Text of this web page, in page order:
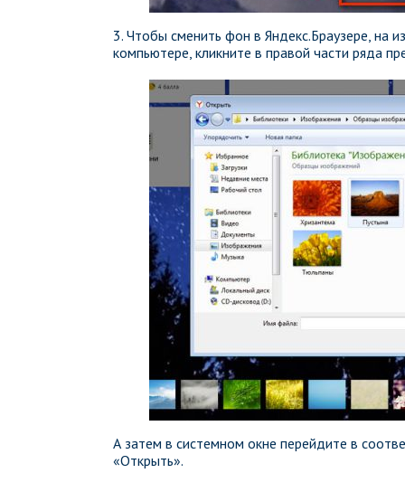
3. Чтобы сменить фон в Яндекс.Браузере, на
компьютере, кликните в правой части ряда
А затем в системном окне перейдите в
«Открыть».